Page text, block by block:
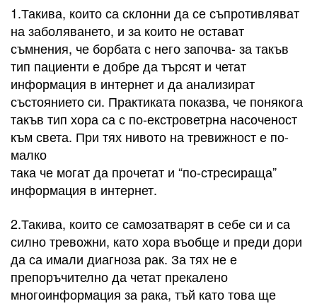
1.Такива, които са склонни да се съпротивляват
на заболяването, и за които не остават
съмнения, че борбата с него започва- за такъв
тип пациенти е добре да търсят и четат
информация в интернет и да анализират
състоянието си. Практиката показва, че понякога
такъв тип хора са с по-екстроветрна насоченост
към света. При тях нивото на тревижност е по-
малко
така че могат да прочетат и “по-стресираща”
информация в интернет.
2.Такива, които се самозатварят в себе си и са
силно тревожни, като хора въобще и преди дори
да са имали диагноза рак. За тях не е
препоръчително да четат прекалено
многоинформация за рака, тъй като това ще